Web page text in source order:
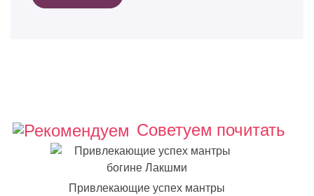
Советуем почитать
Привлекающие успех мантры